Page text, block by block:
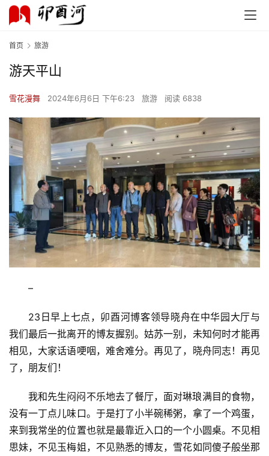
首页 旅游
游天平山
雪花漫舞 2024年6月6日 下午6:23 旅游 阅读 6838
–
23日早上七点，卯酉河博客领导晓舟在中华园大厅与
我们最后一批离开的博友握别。姑苏一别，未知何时才能再
相见，大家话语哽咽，难舍难分。再见了，晓舟同志！再见
了，朋友们！
我和先生闷闷不乐地去了餐厅，面对琳琅满目的食物，
没有一丁点儿味口。于是打了小半碗稀粥，拿了一个鸡蛋，
来到我常坐的位置也就是最靠近入口的一个小圆桌。不见相
思妹，不见玉梅姐，不见熟悉的博友，雪花如同傻子般坐那